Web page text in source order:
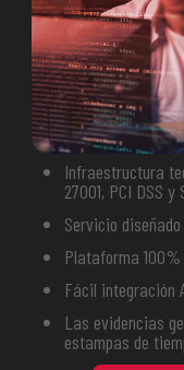
Infraestructura
27001, PCI DSS y
Servicio
Plataforma 100%
Fácil integración
Las evidencias
estampas de